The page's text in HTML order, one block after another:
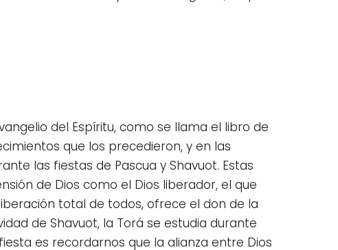
del Espíritu, como se llama el libro de
que los precedieron, y en las
las fiestas de Pascua y Shavuot. Estas
de Dios como el Dios liberador, el que
total de todos, ofrece el don de la
de Shavuot, la Torá se estudia durante
es recordarnos que la alianza entre Dios